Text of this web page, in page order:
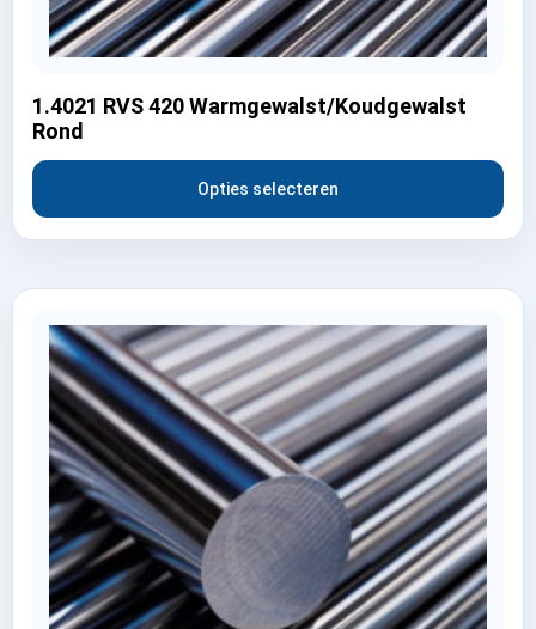
1.4021 RVS 420 Warmgewalst/Koudgewalst
Rond
Opties selecteren